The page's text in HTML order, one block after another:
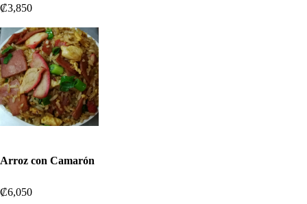
₡3,850
Arroz con Camarón
₡6,050